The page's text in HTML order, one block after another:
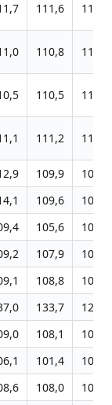
111,6 111,9
110,8 112,7
110,5 112,2
111,2 112,5
109,9
108,7
109,6
107,5
105,6
105,3
107,9
107,9
108,8
108,8
133,7
129,9
108,1
108,1
101,4
102,1
108,0
107,8